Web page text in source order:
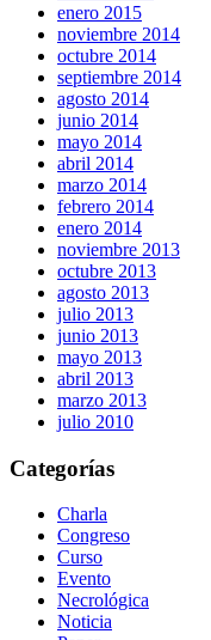
enero 2015
noviembre 2014
octubre 2014
septiembre 2014
agosto 2014
junio 2014
mayo 2014
abril 2014
marzo 2014
febrero 2014
enero 2014
noviembre 2013
octubre 2013
agosto 2013
julio 2013
junio 2013
mayo 2013
abril 2013
marzo 2013
julio 2010
Categorías
Charla
Congreso
Curso
Evento
Necrológica
Noticia